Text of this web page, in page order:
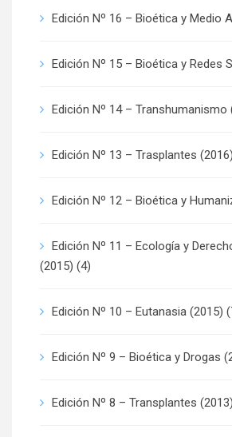
Edición Nº 16 – Bioética y Medio
Edición Nº 15 – Bioética y Redes
Edición Nº 14 – Transhumanismo
Edición Nº 13 – Trasplantes (2016)
Edición Nº 12 – Bioética y
Edición Nº 11 – Ecología y
(2015) (4)
Edición Nº 10 – Eutanasia (2015)
Edición Nº 9 – Bioética y Drogas
Edición Nº 8 – Transplantes (2013)